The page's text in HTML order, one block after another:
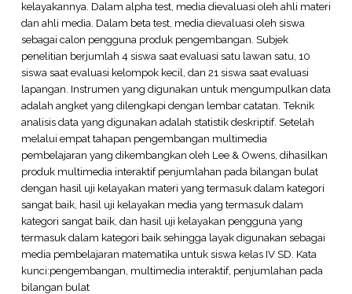
kelayakannya. Dalam alpha test, media dievaluasi oleh ahli materi
dan ahli media. Dalam beta test, media dievaluasi oleh siswa
sebagai calon pengguna produk pengembangan. Subjek
penelitian berjumlah 4 siswa saat evaluasi satu lawan satu, 10
siswa saat evaluasi kelompok kecil, dan 21 siswa saat evaluasi
lapangan. Instrumen yang digunakan untuk mengumpulkan data
adalah angket yang dilengkapi dengan lembar catatan. Teknik
analisis data yang digunakan adalah statistik deskriptif. Setelah
melalui empat tahapan pengembangan multimedia
pembelajaran yang dikembangkan oleh Lee & Owens, dihasilkan
produk multimedia interaktif penjumlahan pada bilangan bulat
dengan hasil uji kelayakan materi yang termasuk dalam kategori
sangat baik, hasil uji kelayakan media yang termasuk dalam
kategori sangat baik, dan hasil uji kelayakan pengguna yang
termasuk dalam kategori baik sehingga layak digunakan sebagai
media pembelajaran matematika untuk siswa kelas IV SD. Kata
kunci:pengembangan, multimedia interaktif, penjumlahan pada
bilangan bulat